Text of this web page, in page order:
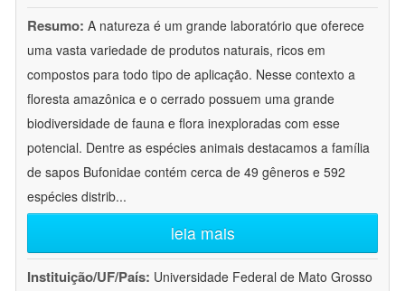
Resumo: A natureza é um grande laboratório que oferece
uma vasta variedade de produtos naturais, ricos em
compostos para todo tipo de aplicação. Nesse contexto a
floresta amazônica e o cerrado possuem uma grande
biodiversidade de fauna e flora inexploradas com esse
potencial. Dentre as espécies animais destacamos a família
de sapos Bufonidae contém cerca de 49 gêneros e 592
espécies distrib...
leia mais
Instituição/UF/País: Universidade Federal de Mato Grosso